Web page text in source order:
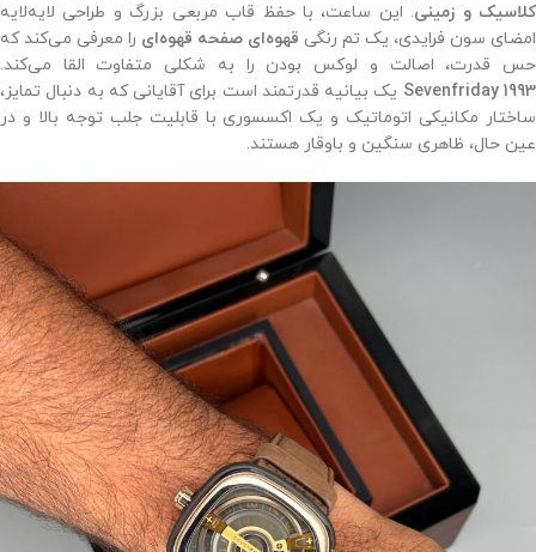
کلاسیک و زمینی. این ساعت، با حفظ قاب مربعی بزرگ و طراحی لایه‌لایه
امضای سون فرایدی، یک تم رنگی قهوه‌ای صفحه قهوه‌ای را معرفی می‌کند که
حس قدرت، اصالت و لوکس بودن را به شکلی متفاوت القا می‌کند.
Sevenfriday 1993 یک بیانیه قدرتمند است برای آقایانی که به دنبال تمایز،
ساختار مکانیکی اتوماتیک و یک اکسسوری با قابلیت جلب توجه بالا و در
عین حال، ظاهری سنگین و باوقار هستند.